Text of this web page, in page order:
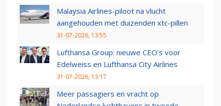
Malaysia Airlines-piloot na vlucht
aangehouden met duizenden xtc-pillen
31-07-2026, 13:55
Lufthansa Group: nieuwe CEO’s voor
Edelweiss en Lufthansa City Airlines
31-07-2026, 13:17
Meer passagiers en vracht op